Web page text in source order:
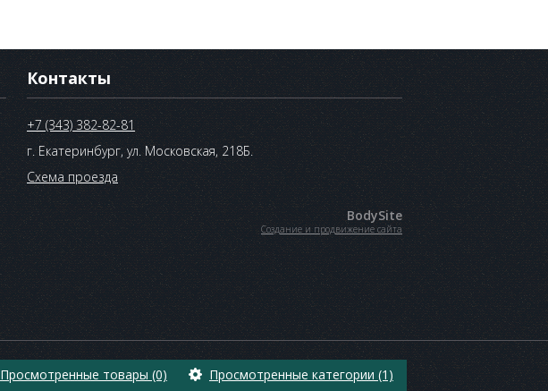
Контакты
+7 (343) 382-82-81
г. Екатеринбург, ул. Московская, 218Б.
Схема проезда
BodySite
Создание и продвижение сайта
Просмотренные товары (0) Просмотренные категории (1)